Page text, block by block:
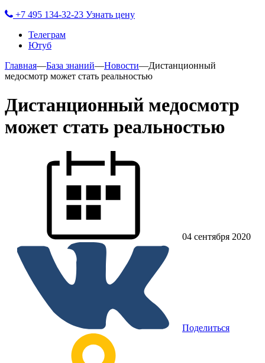
+7 495 134-32-23 Узнать цену
Телеграм
Ютуб
Главная—База знаний—Новости—Дистанционный
медосмотр может стать реальностью
Дистанционный медосмотр
может стать реальностью
04 сентября 2020
Поделиться